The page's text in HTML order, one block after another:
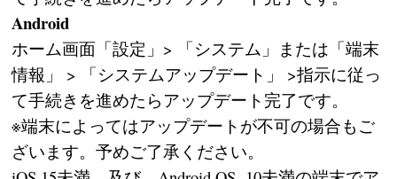
Android
ホーム画面「設定」> 「システム」または「端末
情報」 > 「システムアップデート」 >指示に従っ
て手続きを進めたらアップデート完了です。
※端末によってはアップデートが不可の場合もご
ざいます。予めご了承ください。